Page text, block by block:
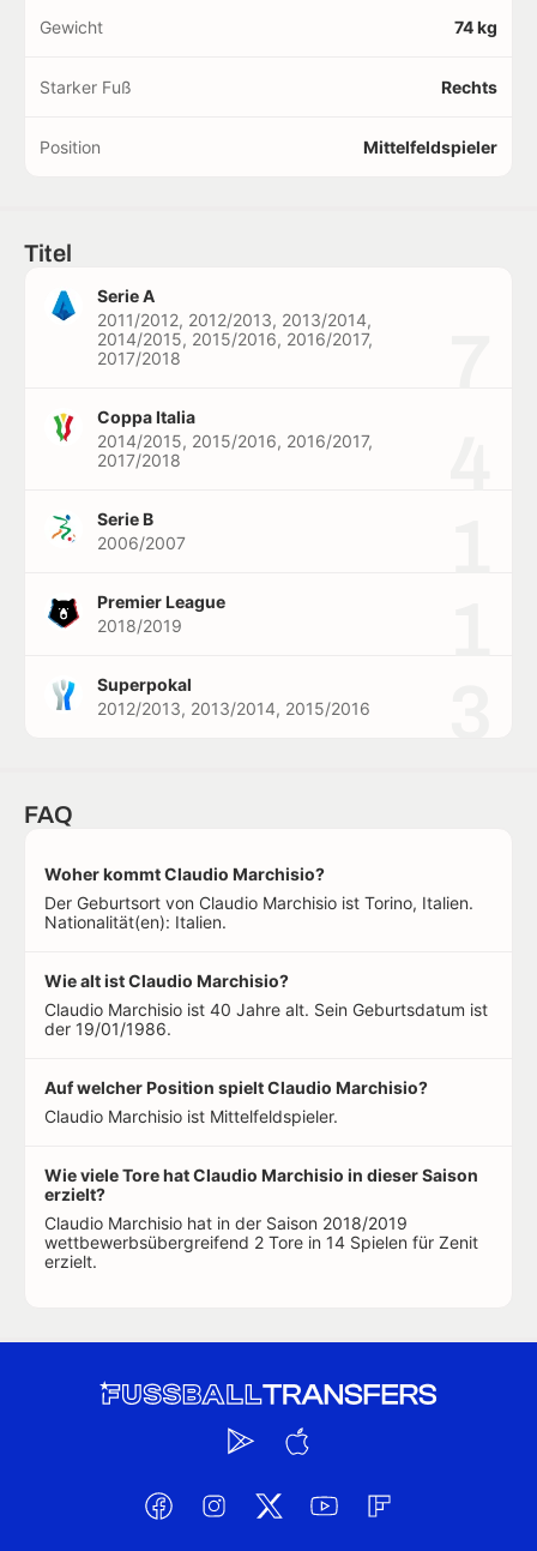
Gewicht 74 kg
Starker Fuß Rechts
Position Mittelfeldspieler
Titel
Serie A
2011/2012, 2012/2013, 2013/2014,
2014/2015, 2015/2016, 2016/2017,
2017/2018
Coppa Italia
2014/2015, 2015/2016, 2016/2017,
2017/2018
Serie B
2006/2007
Premier League
2018/2019
Superpokal
2012/2013, 2013/2014, 2015/2016
FAQ
Woher kommt Claudio Marchisio?
Der Geburtsort von Claudio Marchisio ist Torino, Italien.
Nationalität(en): Italien.
Wie alt ist Claudio Marchisio?
Claudio Marchisio ist 40 Jahre alt. Sein Geburtsdatum ist
der 19/01/1986.
Auf welcher Position spielt Claudio Marchisio?
Claudio Marchisio ist Mittelfeldspieler.
Wie viele Tore hat Claudio Marchisio in dieser Saison
erzielt?
Claudio Marchisio hat in der Saison 2018/2019
wettbewerbsübergreifend 2 Tore in 14 Spielen für Zenit
erzielt.